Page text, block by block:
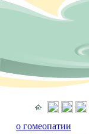
о гомеопатии